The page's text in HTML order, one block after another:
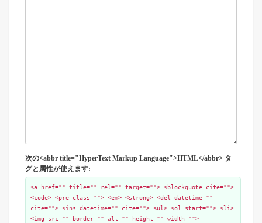
次の<abbr title="HyperText Markup Language">HTML</abbr> タ
グと属性が使えます:
<a href="" title="" rel="" target=""> <blockquote cite="">
<code> <pre class=""> <em> <strong> <del datetime=""
cite=""> <ins datetime="" cite=""> <ul> <ol start=""> <li>
<img src="" border="" alt="" height="" width="">